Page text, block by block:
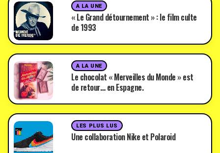
A LA UNE
« Le Grand détournement » : le film culte
de 1993
A LA UNE
Le chocolat « Merveilles du Monde » est
de retour… en Espagne.
LES PLUS LUS
Une collaboration Nike et Polaroid